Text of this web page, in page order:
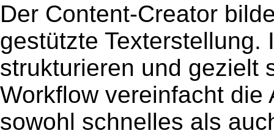
Der Content-Creator
gestützte Texterstellung.
strukturieren und gezielt
Workflow vereinfacht
sowohl schnelles als